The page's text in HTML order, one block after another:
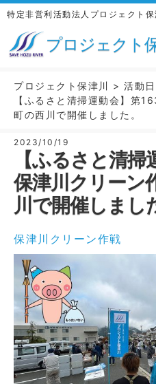
特定非営利活動法人プロジェクト保
プロジェクト
プロジェクト保津川 > 活動
【ふるさと清掃運動会】第
町の西川で開催しました。
2023/10/19
【ふるさと清
保津川クリーン
川で開催しまし
保津川クリーン作戦